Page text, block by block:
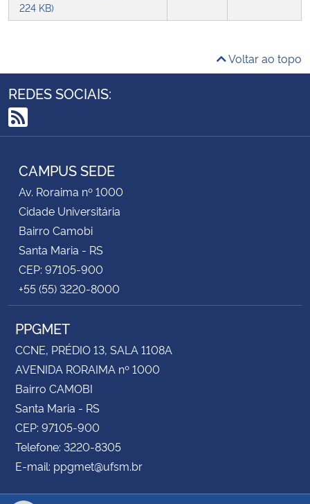
224 KB)
Voltar ao topo
REDES SOCIAIS:
RSS
CAMPUS SEDE
Av. Roraima nº 1000
Cidade Universitária
Bairro Camobi
Santa Maria - RS
CEP: 97105-900
+55 (55) 3220-8000
PPGMET
CCNE, PRÉDIO 13, SALA 1108A
AVENIDA RORAIMA nº 1000
Bairro CAMOBI
Santa Maria - RS
CEP: 97105-900
Telefone: 3220-8305
E-mail: ppgmet@ufsm.br